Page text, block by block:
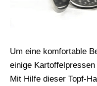
Um eine komfortable
einige
Mit Hilfe dieser Topf-